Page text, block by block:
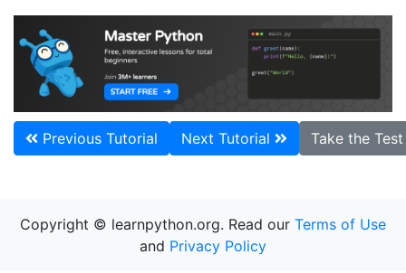
Previous Tutorial Next Tutorial Take the
Copyright © learnpython.org. Read our Terms of Use
and Privacy Policy